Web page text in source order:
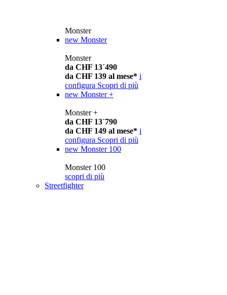
Monster
new Monster
Monster
da CHF 13´490
da CHF 139 al mese* i
configura Scopri di più
new Monster +
Monster +
da CHF 13´790
da CHF 149 al mese* i
configura Scopri di più
new Monster 100
Monster 100
scopri di più
Streetfighter